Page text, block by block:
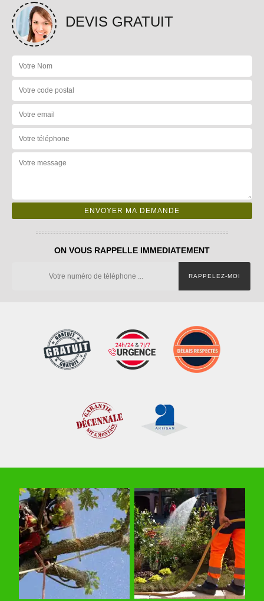
DEVIS GRATUIT
ON VOUS RAPPELLE IMMEDIATEMENT